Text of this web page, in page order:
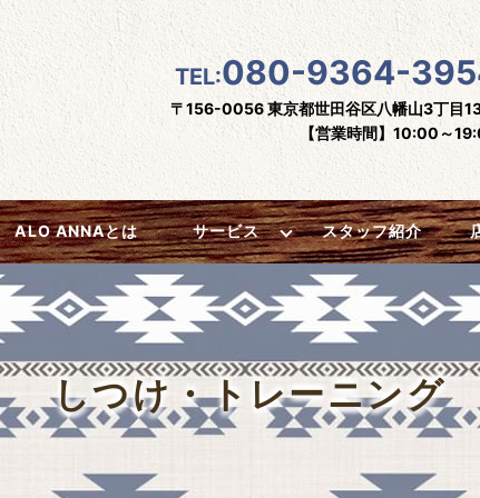
TEL:080-9364-
〒156-0056 東京都世田谷区八幡山3丁目
【営業時間】10:00～
ALO ANNAとは サービス スタッフ紹介
しつけ・トレーニング